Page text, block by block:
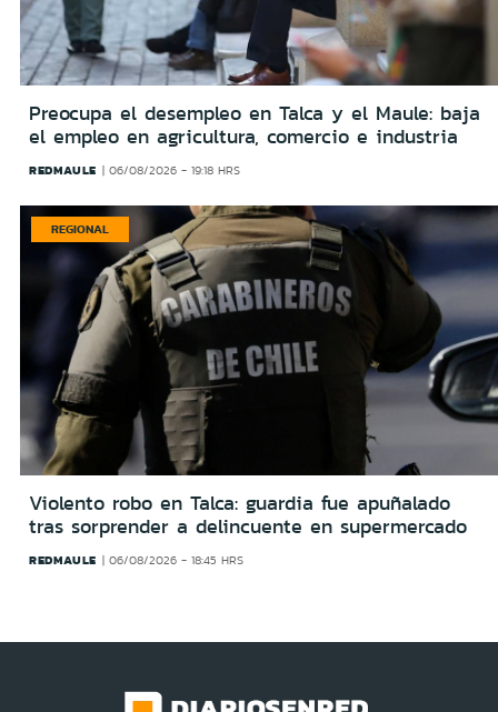
Preocupa el desempleo en Talca y el Maule: baja
el empleo en agricultura, comercio e industria
REDMAULE 06/08/2026 - 19:18 HRS
REGIONAL
Violento robo en Talca: guardia fue apuñalado
tras sorprender a delincuente en supermercado
REDMAULE 06/08/2026 - 18:45 HRS